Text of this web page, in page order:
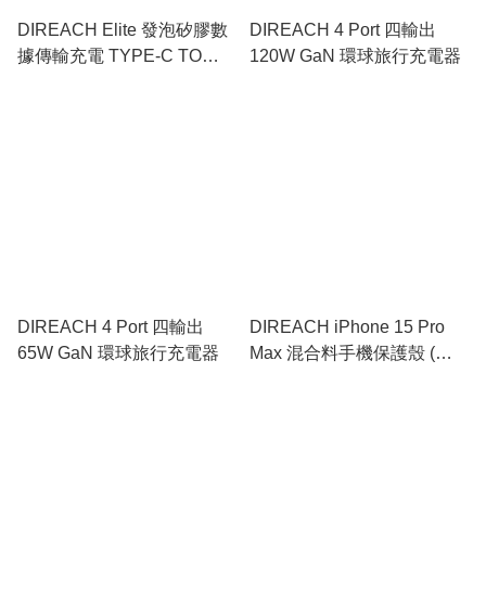
DIREACH Elite 發泡矽膠數
據傳輸充電 TYPE-C TO
DIREACH 4 Port 四輸出
120W GaN 環球旅行充電器
DIREACH 4 Port 四輸出
65W GaN 環球旅行充電器
DIREACH iPhone 15 Pro
Max 混合料手機保護殼 (黑